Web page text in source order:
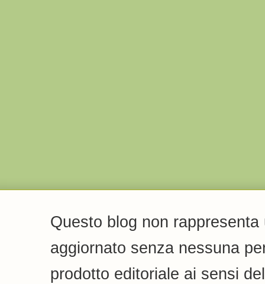
Questo blog non
aggiornato senza nessuna
prodotto editoriale ai sensi